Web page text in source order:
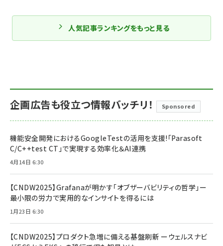
人気記事ランキングをもっと見る
企画広告も役立つ情報バッチリ！ Sponsored
機能安全開発におけるGoogleTestの活用を支援!「Parasoft
C/C++test CT」で実現する効率化＆AI連携
4月14日 6:30
【CNDW2025】Grafanaが明かす「オブザーバビリティの哲学」ー
最小限の労力で実用的なインサイトを得るには
1月23日 6:30
【CNDW2025】プロダクト急増に備える基盤刷新 ーウェルスナビ